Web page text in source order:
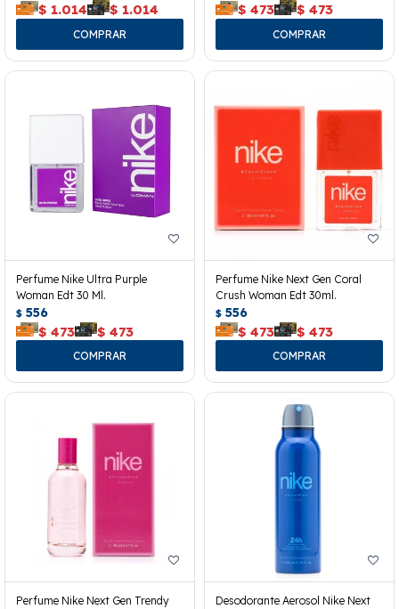
$ 1.014 $ 1.014 $ 473 $ 473
Perfume Nike Ultra Purple
Woman Edt 30 Ml.
$ 556
$ 473 $ 473
Perfume Nike Next Gen Coral
Crush Woman Edt 30ml.
$ 556
$ 473 $ 473
Perfume Nike Next Gen Trendy
Desodorante Aerosol Nike Next